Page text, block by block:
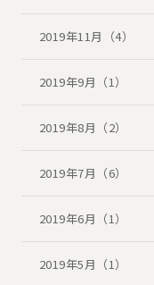
2019年11月（4）
2019年9月（1）
2019年8月（2）
2019年7月（6）
2019年6月（1）
2019年5月（1）